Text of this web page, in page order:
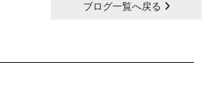
ブログ一覧へ戻る